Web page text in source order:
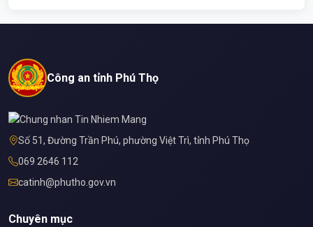
Công an tỉnh Phú Thọ
Số 51, Đường Trần Phú, phường Việt Trì, tỉnh Phú Thọ
069 2646 112
catinh@phutho.gov.vn
Chuyên mục